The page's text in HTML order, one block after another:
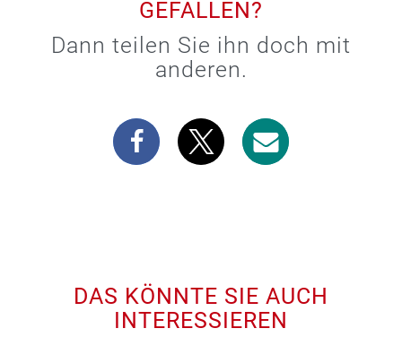
GEFALLEN?
Dann teilen Sie ihn doch mit
anderen.
DAS KÖNNTE SIE AUCH
INTERESSIEREN